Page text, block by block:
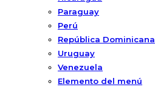
Paraguay
Perú
República Dominicana
Uruguay
Venezuela
Elemento del menú